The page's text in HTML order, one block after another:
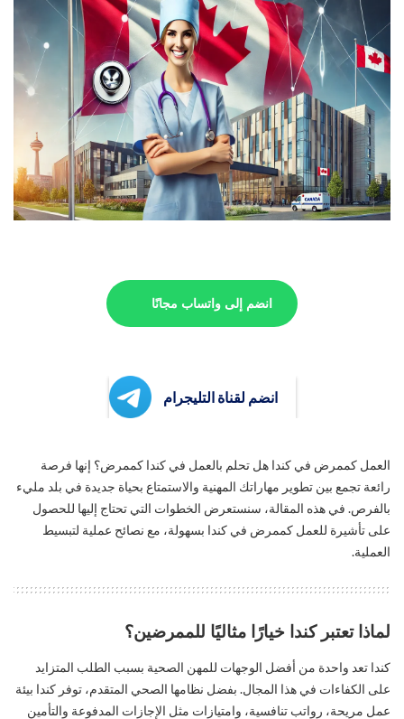
انضم إلى واتساب مجانًا
انضم لقناة التليجرام
العمل كممرض في كندا هل تحلم بالعمل في كندا كممرض؟ إنها فرصة
رائعة تجمع بين تطوير مهاراتك المهنية والاستمتاع بحياة جديدة في بلد مليء
بالفرص. في هذه المقالة، سنستعرض الخطوات التي تحتاج إليها للحصول
على تأشيرة للعمل كممرض في كندا بسهولة، مع نصائح عملية لتبسيط
العملية.
لماذا تعتبر كندا خيارًا مثاليًا للممرضين؟
كندا تعد واحدة من أفضل الوجهات للمهن الصحية بسبب الطلب المتزايد
على الكفاءات في هذا المجال. بفضل نظامها الصحي المتقدم، توفر كندا بيئة
عمل مريحة، رواتب تنافسية، وامتيازات مثل الإجازات المدفوعة والتأمين